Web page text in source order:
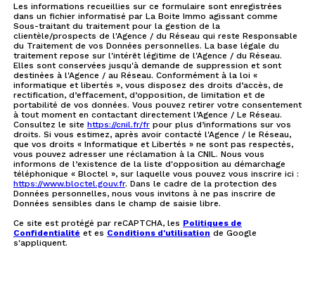
Les informations recueillies sur ce formulaire sont enregistrées
dans un fichier informatisé par La Boite Immo agissant comme
Sous-traitant du traitement pour la gestion de la
clientèle/prospects de l'Agence / du Réseau qui reste Responsable
du Traitement de vos Données personnelles. La base légale du
traitement repose sur l'intérêt légitime de l'Agence / du Réseau.
Elles sont conservées jusqu'à demande de suppression et sont
destinées à l'Agence / au Réseau. Conformément à la loi «
informatique et libertés », vous disposez des droits d’accès, de
rectification, d’effacement, d’opposition, de limitation et de
portabilité de vos données. Vous pouvez retirer votre consentement
à tout moment en contactant directement l’Agence / Le Réseau.
Consultez le site https://cnil.fr/fr pour plus d’informations sur vos
droits. Si vous estimez, après avoir contacté l'Agence / le Réseau,
que vos droits « Informatique et Libertés » ne sont pas respectés,
vous pouvez adresser une réclamation à la CNIL. Nous vous
informons de l’existence de la liste d'opposition au démarchage
téléphonique « Bloctel », sur laquelle vous pouvez vous inscrire ici :
https://www.bloctel.gouv.fr. Dans le cadre de la protection des
Données personnelles, nous vous invitons à ne pas inscrire de
Données sensibles dans le champ de saisie libre.
Ce site est protégé par reCAPTCHA, les Politiques de
Confidentialité et es Conditions d'utilisation de Google
s'appliquent.